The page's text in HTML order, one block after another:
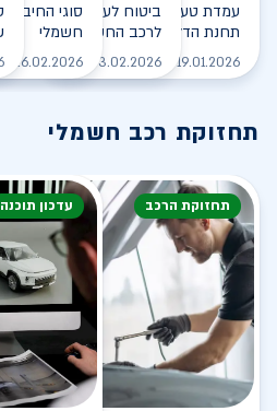
עמדת טעינה - הסוף של
תחנת הדלק?
19.01.2026 לקריאה
ביטוח לעמדת טעינה
לרכב החשמלי
03.02.2026
סוגי
חשמלי
26.02.2026
תחזוקת רכב חשמלי
תחזוקת הרכב עדכון תוכנה